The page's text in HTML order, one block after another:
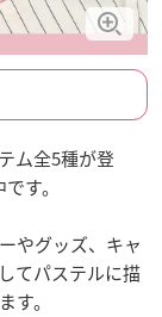
ム全5種が登
す。
やグッズ、キャ
てパステルに描
す。